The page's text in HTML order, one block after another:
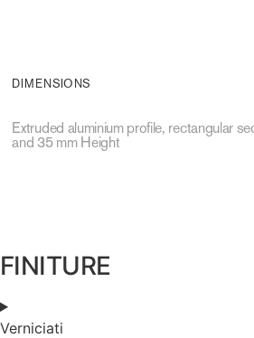
DIMENSIONS
Extruded aluminium profile, rectangular
and 35 mm Height
FINITURE
Verniciati